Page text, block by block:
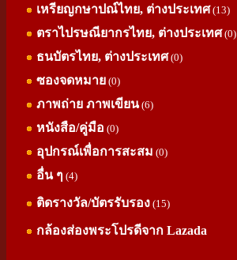
เหรียญกษาปณ์ไทย, ต่างประเทศ(13)
ตราไปรษณียากรไทย, ต่างประเทศ(0)
ธนบัตรไทย, ต่างประเทศ(0)
ซองจดหมาย (0)
ภาพถ่าย ภาพเขียน(6)
หนังสือ/คู่มือ (0)
อุปกรณ์เพื่อการสะสม (0)
อื่น ๆ (4)
ติดรางวัล/บัตรรับรอง (15)
กล้องส่องพระโปรดีจาก Lazada